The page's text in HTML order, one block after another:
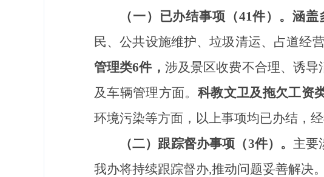
（一）已办结事项（41件）。 涵盖
民、公共设施维护、垃圾清运、 占道经营
管理类6件， 涉及景区收费不合理、诱导
及车辆管理方面。 科教文卫及拖欠工资
环境污染等方面， 以上事项均已办结，
（二）跟踪督办事项（3件）。 主要
我办将持续跟踪督办,推动问题妥善解决。